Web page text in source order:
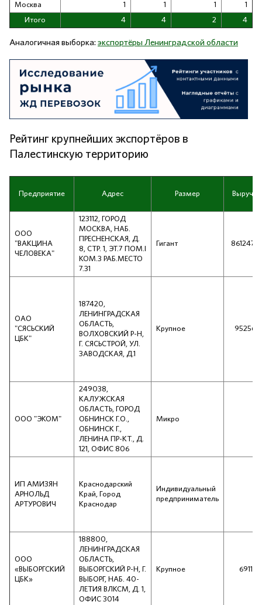
Москва 1 1 1
1
Итого
4 4 2 4
Аналогичная выборка: экспортёры Ленинградской области
Рейтинг крупнейших экспортёров в
Палестинскую территорию
Предприятие Адрес Размер Выручка
ООО
"ВАКЦИНА
ЧЕЛОВЕКА"
123112, ГОРОД
МОСКВА, НАБ.
ПРЕСНЕНСКАЯ, Д.
8, СТР. 1, ЭТ.7 ПОМ.I
КОМ.3 РАБ.МЕСТО
7.31
Гигант
ОАО
"СЯСЬСКИЙ
ЦБК"
187420,
ЛЕНИНГРАДСКАЯ
ОБЛАСТЬ,
ВОЛХОВСКИЙ Р-Н,
Г. СЯСЬСТРОЙ, УЛ.
ЗАВОДСКАЯ, Д.1
Крупное
ООО "ЭКОМ"
249038,
КАЛУЖСКАЯ
ОБЛАСТЬ, ГОРОД
ОБНИНСК Г.О.,
ОБНИНСК Г.,
ЛЕНИНА ПР-КТ., Д.
121, ОФИС 806
Микро
ИП АМИЗЯН
АРНОЛЬД
АРТУРОВИЧ
Краснодарский
Край, Город
Краснодар
Индивидуальный
предприниматель
ООО
«ВЫБОРГСКИЙ
ЦБК»
188800,
ЛЕНИНГРАДСКАЯ
ОБЛАСТЬ,
ВЫБОРГСКИЙ Р-Н, Г.
ВЫБОРГ, НАБ. 40-
ЛЕТИЯ ВЛКСМ, Д. 1,
ОФИС 3014
Крупное